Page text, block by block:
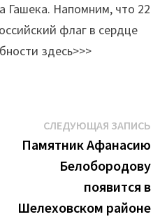
Гашека. Напомним, что 22
флаг в сердце
здесь>>>
СЛЕДУЮЩАЯ ЗАПИСЬ
Памятник Афанасию
Белобородову
появится в
Шелеховском районе